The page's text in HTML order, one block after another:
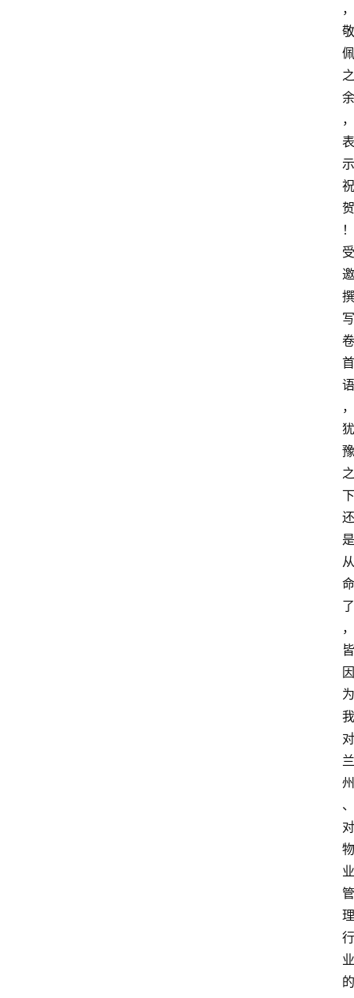
，
敬
佩
之
余
，
表
示
祝
贺
！
受
邀
撰
写
卷
首
语
，
犹
豫
之
下
还
是
从
命
了
，
皆
因
为
我
对
兰
州
、
对
物
业
管
理
行
业
的